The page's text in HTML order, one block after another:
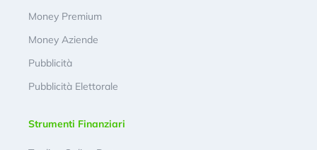
Money Premium
Money Aziende
Pubblicità
Pubblicità Elettorale
Strumenti Finanziari